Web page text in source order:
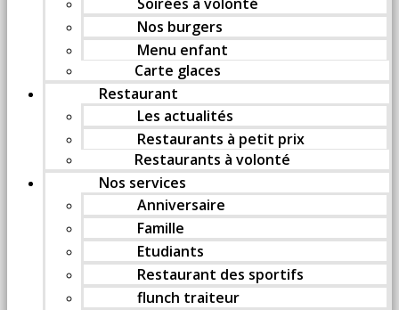
Nos burgers
Menu enfant
Carte glaces
Restaurant
Les actualités
Restaurants à petit prix
Restaurants à volonté
Nos services
Anniversaire
Famille
Etudiants
Restaurant des sportifs
flunch traiteur